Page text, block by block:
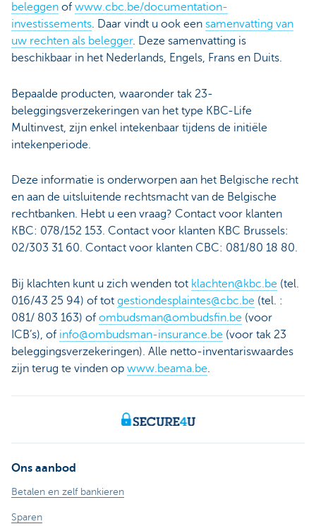
beleggen of www.cbc.be/documentation-
investissements. Daar vindt u ook een samenvatting van
uw rechten als belegger. Deze samenvatting is
beschikbaar in het Nederlands, Engels, Frans en Duits.
Bepaalde producten, waaronder tak 23-
beleggingsverzekeringen van het type KBC-Life
Multinvest, zijn enkel intekenbaar tijdens de initiële
intekenperiode.
Deze informatie is onderworpen aan het Belgische recht
en aan de uitsluitende rechtsmacht van de Belgische
rechtbanken. Hebt u een vraag? Contact voor klanten
KBC: 078/152 153. Contact voor klanten KBC Brussels:
02/303 31 60. Contact voor klanten CBC: 081/80 18 80.
Bij klachten kunt u zich wenden tot klachten@kbc.be (tel.
016/43 25 94) of tot gestiondesplaintes@cbc.be (tel. :
081/ 803 163) of ombudsman@ombudsfin.be (voor
ICB’s), of info@ombudsman-insurance.be (voor tak 23
beleggingsverzekeringen). Alle netto-inventariswaardes
zijn terug te vinden op www.beama.be.
Ons aanbod
Betalen en zelf bankieren
Sparen